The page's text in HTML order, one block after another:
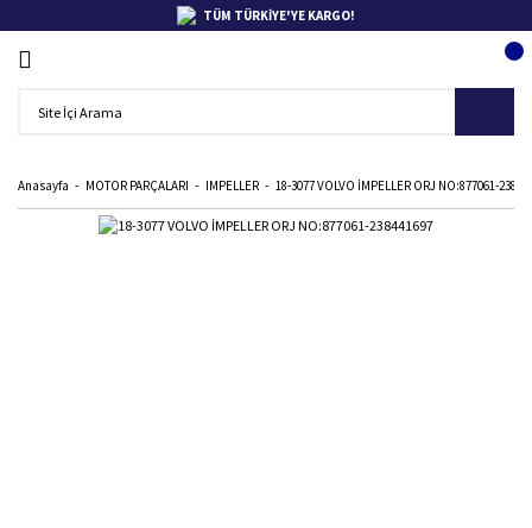
TÜM TÜRKİYE'YE KARGO!
Anasayfa MOTOR PARÇALARI IMPELLER 18-3077 VOLVO İMPELLER ORJ NO:877061-